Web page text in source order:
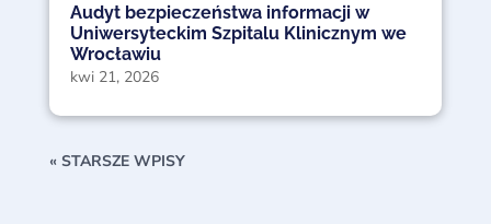
Audyt bezpieczeństwa informacji w
Uniwersyteckim Szpitalu Klinicznym we
Wrocławiu
kwi 21, 2026
« STARSZE WPISY